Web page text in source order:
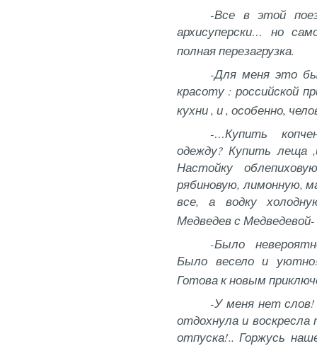
-Все в этой
архисуперски… но
полная перезагрузка.
-Для меня это
красоту : российской
кухни , и , особенно,
-…Купить
одежду? Купить леща
Настойку
рябиновую, лимонную,
все, а водку
Медведев с
-Было
Было весело и
Готова к новым
-У меня нет
отдохнула и
отпуска!.. Горжусь